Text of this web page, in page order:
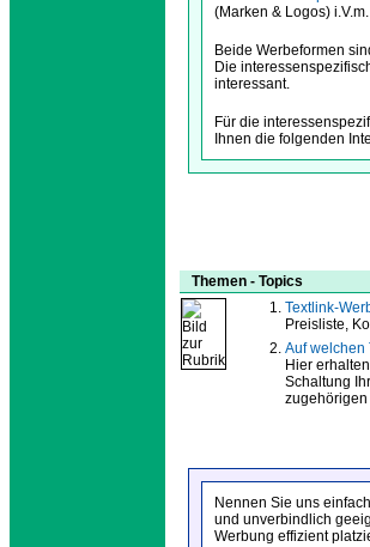
(Marken & Logos)
Beide Werbeformen
Die
interessant.
Für die
Ihnen die folgenden
Themen - Topics
Textlink-
Preisliste,
Auf welchen
Hier
Schaltung
Nennen Sie uns
und unverbindlich
Werbung effizient